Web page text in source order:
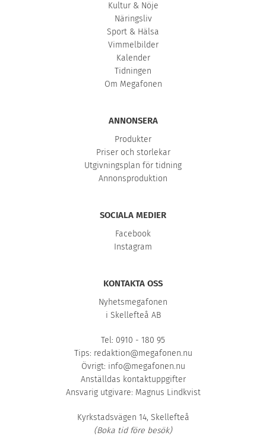
Kultur & Nöje
Näringsliv
Sport & Hälsa
Vimmelbilder
Kalender
Tidningen
Om Megafonen
ANNONSERA
Produkter
Priser och storlekar
Utgivningsplan för tidning
Annonsproduktion
SOCIALA MEDIER
Facebook
Instagram
KONTAKTA OSS
Nyhetsmegafonen
i Skellefteå AB
Tel: 0910 - 180 95
Tips: redaktion@megafonen.nu
Övrigt: info@megafonen.nu
Anställdas kontaktuppgifter
Ansvarig utgivare: Magnus Lindkvist
Kyrkstadsvägen 14, Skellefteå
(Boka tid före besök)